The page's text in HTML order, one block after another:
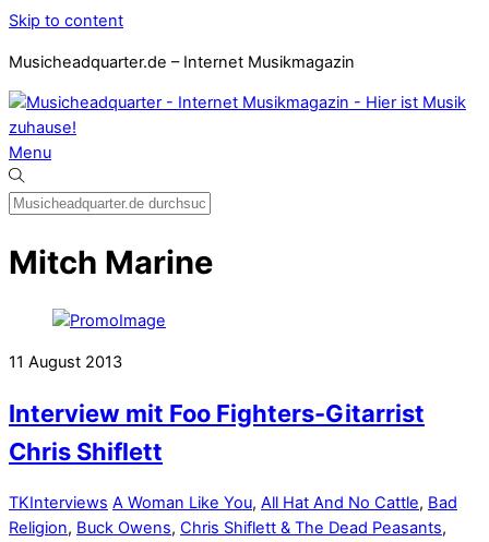
Skip to content
Musicheadquarter.de – Internet Musikmagazin
Menu
Mitch Marine
11 August 2013
Interview mit Foo Fighters-Gitarrist
Chris Shiflett
TKInterviews A Woman Like You, All Hat And No Cattle, Bad
Religion, Buck Owens, Chris Shiflett & The Dead Peasants,